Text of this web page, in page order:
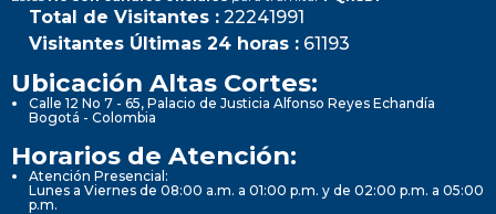
Total de Visitantes : 22241991
Visitantes Últimas 24 horas : 61193
Ubicación Altas Cortes:
Calle 12 No 7 - 65, Palacio de Justicia Alfonso Reyes Echandía
Bogotá - Colombia
Horarios de Atención:
Atención Presencial:
Lunes a Viernes de 08:00 a.m. a 01:00 p.m. y de 02:00 p.m. a 05:00
p.m.